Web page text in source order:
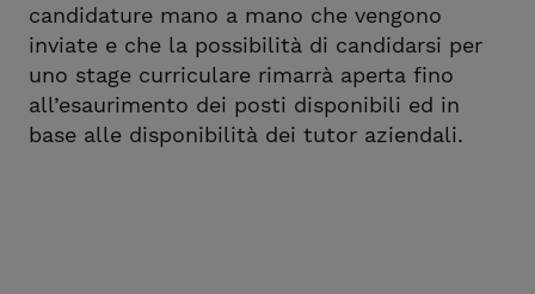
candidature mano a mano che vengono
inviate e che la possibilità di candidarsi per
uno stage curriculare rimarrà aperta fino
all’esaurimento dei posti disponibili ed in
base alle disponibilità dei tutor aziendali.